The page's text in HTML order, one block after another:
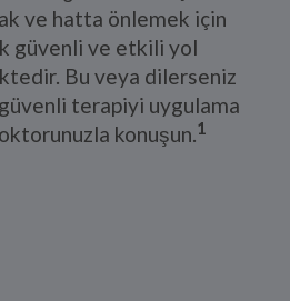
ve hatta önlemek için
güvenli ve etkili yol
Bu veya dilerseniz
terapiyi uygulama
konuşun.1